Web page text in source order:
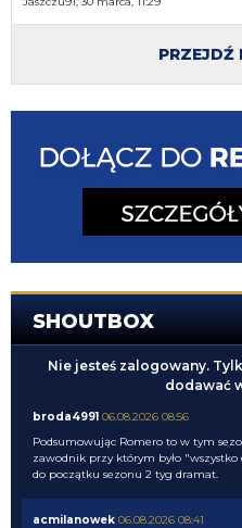
PRZEJDŹ
SHOUTBOX
Nie jesteś zalogowany.
dodawać
broda4991 06.08.2026 08:56
Podsumowując Romero to w tym
zawodnik przy którym było
do początku sezonu 2 tyg dramat.
acmilanowek 06.08.2026 08:41